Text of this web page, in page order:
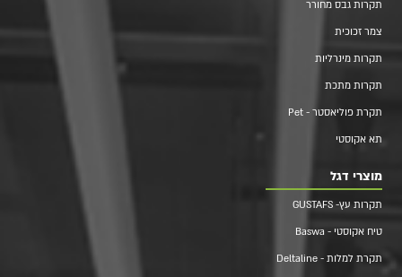
תקרות גבס מחורר
צמר זכוכית
תקרות מינרליות
תקרות מתכת
תקרת פוליאסטר - Pet
תא אקוסטי
מוצרי דגל
תקרות עץ- GUSTAFS
טיח אקוסטי - Baswa
תקרת למלות - Deltaline